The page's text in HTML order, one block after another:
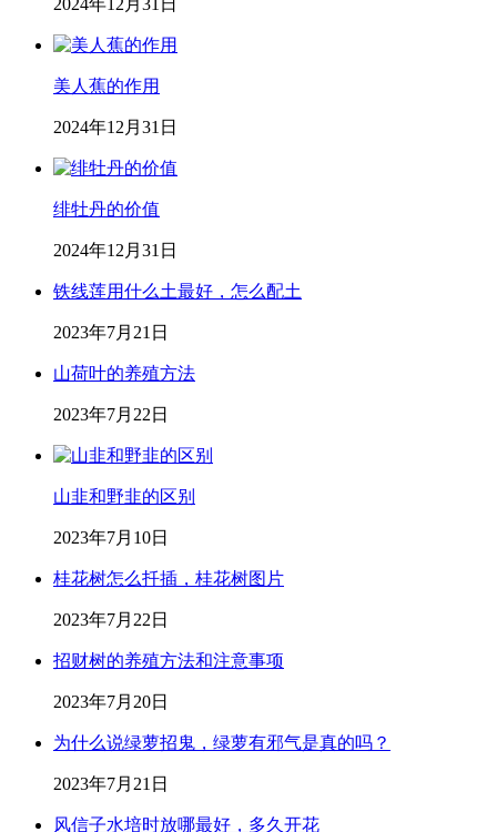
2024年12月31日
美人蕉的作用
2024年12月31日
绯牡丹的价值
2024年12月31日
铁线莲用什么土最好，怎么配土
2023年7月21日
山荷叶的养殖方法
2023年7月22日
山韭和野韭的区别
2023年7月10日
桂花树怎么扦插，桂花树图片
2023年7月22日
招财树的养殖方法和注意事项
2023年7月20日
为什么说绿萝招鬼，绿萝有邪气是真的吗？
2023年7月21日
风信子水培时放哪最好，多久开花